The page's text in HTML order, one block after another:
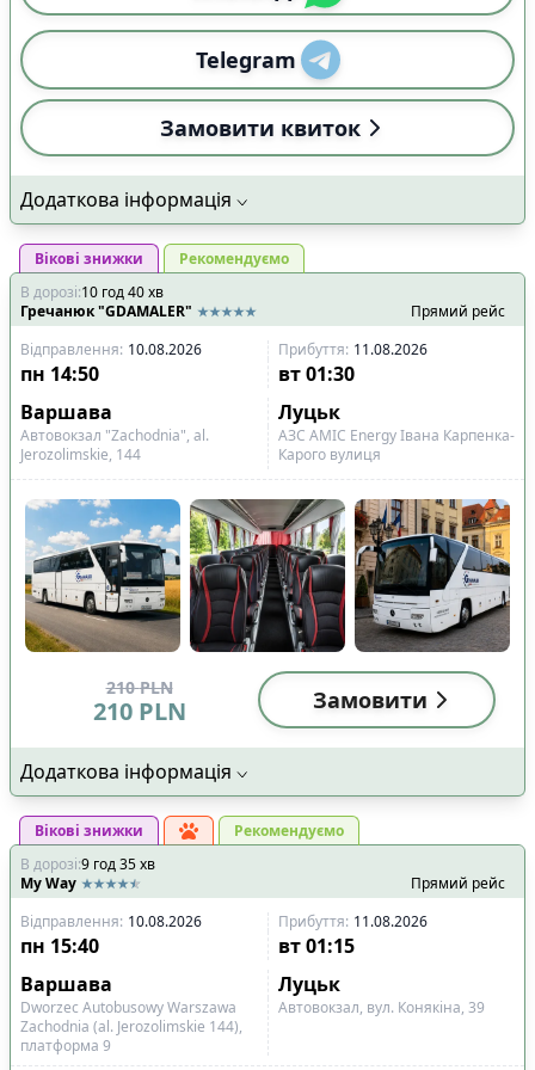
Telegram
Замовити квиток
Додаткова інформація
Вікові знижки
Рекомендуємо
В дорозі:10 год40хв
Гречанюк "GDAMALER"
Прямий рейс
Відправлення: 10.08.2026 Прибуття: 11.08.2026
пн 14:50 вт 01:30
Варшава
Луцьк
Автовокзал "Zachodnia", al.
Jerozolimskie, 144
АЗС AMIC Energy Івана Карпенка-
Карого вулиця
210 PLN
210 PLN Замовити
Додаткова інформація
Вікові знижки
Рекомендуємо
В дорозі:9 год35хв
My Way
Прямий рейс
Відправлення: 10.08.2026 Прибуття: 11.08.2026
пн 15:40 вт 01:15
Варшава
Луцьк
Dworzec Autobusowy Warszawa
Zachodnia (al. Jerozolimskie 144),
платформа 9
Автовокзал, вул. Конякіна, 39